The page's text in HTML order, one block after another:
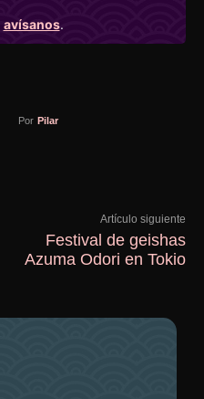
avísanos.
Por Pilar
Artículo siguiente
Festival de geishas
Azuma Odori en Tokio